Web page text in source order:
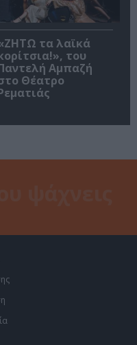
τα λαϊκά
του
Αμπαζή
Θέατρο